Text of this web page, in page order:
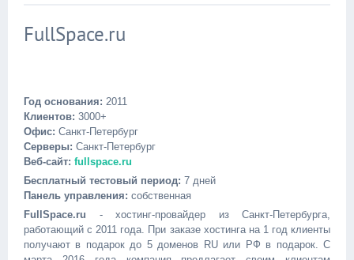
FullSpace.ru
Год основания: 2011
Клиентов: 3000+
Офис: Санкт-Петербург
Серверы: Санкт-Петербург
Веб-сайт: fullspace.ru
Бесплатный тестовый период: 7 дней
Панель управления: собственная
FullSpace.ru - хостинг-провайдер из Санкт-Петербурга,
работающий с 2011 года. При заказе хостинга на 1 год клиенты
получают в подарок до 5 доменов RU или РФ в подарок. С